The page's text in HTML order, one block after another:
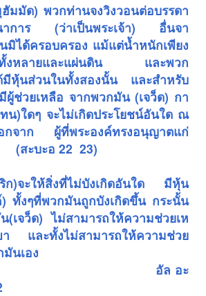
ฮัมมัด) พวกท่านจงวิงวอนต่อบรรดา
าการ (ว่าเป็นพระเจ้า) อื่นจา
ได้ครอบครอง แม้แต่น้ำหนักเพียง
ทั้งหลายและแผ่นดิน และพวก
หุ้นส่วนในทั้งสองนั้น และสำหรับ
ผู้ช่วยเหลือ จากพวกมัน (เจว็ด) กา
น)ใดๆ จะไม่เกิดประโยชน์อันใด ณ
จาก ผู้ที่พระองค์ทรงอนุญาตแก่
บะอ 22  23)
ก)จะให้สิ่งที่ไม่บังเกิดอันใด มีหุ้น
ทั้งๆที่พวกมันถูกบังเกิดขึ้น กระนั้น
เจว็ด) ไม่สามารถให้ความช่วยเห
า และทั้งไม่สามารถให้ความช่วย
นเอง
 อัล อะ